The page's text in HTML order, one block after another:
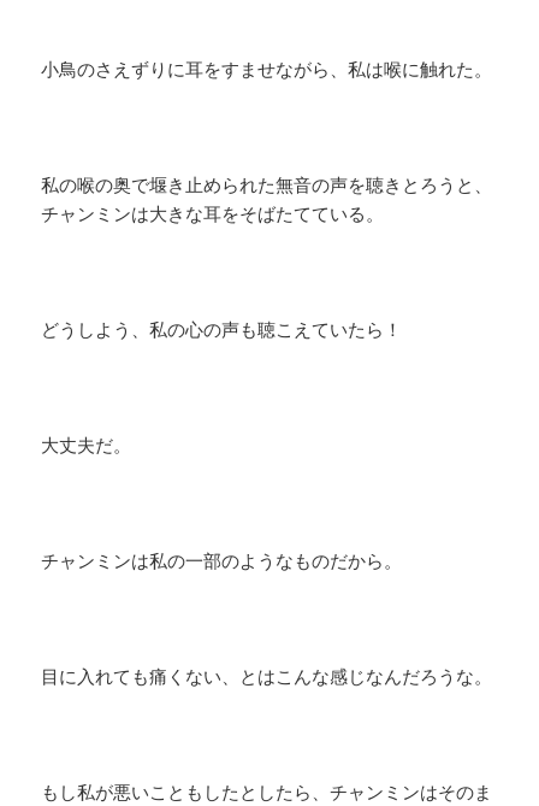
小鳥のさえずりに耳をすませながら、私は喉に触れた。
私の喉の奥で堰き止められた無音の声を聴きとろうと、
チャンミンは大きな耳をそばたてている。
どうしよう、私の心の声も聴こえていたら！
大丈夫だ。
チャンミンは私の一部のようなものだから。
目に入れても痛くない、とはこんな感じなんだろうな。
もし私が悪いこともしたとしたら、チャンミンはそのま